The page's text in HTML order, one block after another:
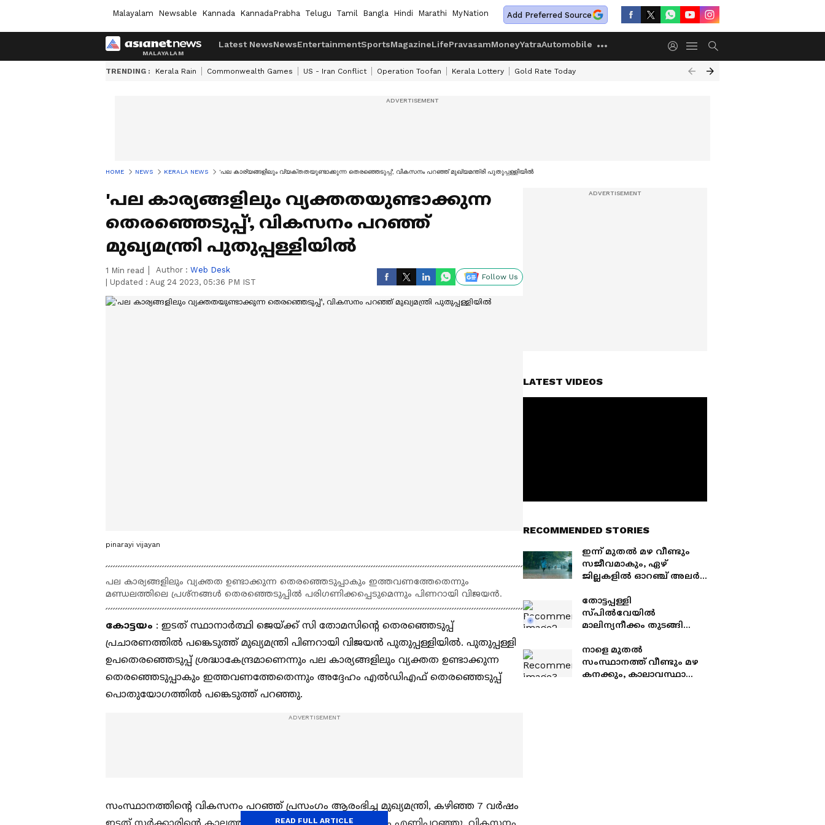
Malayalam Newsable Kannada KannadaPrabha Telugu Tamil Bangla Hindi Marathi MyNation Add Preferred Source
Latest NewsNewsEntertainmentSportsMagazineLifePravasamMoneyYatraAutomobile
TRENDING : Kerala Rain Commonwealth Games US - Iran Conflict Operation Toofan Kerala Lottery Gold Rate Today
HOME NEWS KERALA NEWS 'പല കാര്യങ്ങളിലും വ്യക്തതയുണ്ടാക്കുന്ന തെരഞ്ഞെടുപ്പ്', വികസനം പറഞ്ഞ് മുഖ്യമന്ത്രി പുതുപ്പള്ളിയിൽ
'പല കാര്യങ്ങളിലും വ്യക്തതയുണ്ടാക്കുന്ന
തെരഞ്ഞെടുപ്പ്', വികസനം പറഞ്ഞ്
മുഖ്യമന്ത്രി പുതുപ്പള്ളിയിൽ
1 Min read Author : Web Desk
Updated : Aug 24 2023, 05:36 PM IST
Follow Us
pinarayi vijayan
പല കാര്യങ്ങളിലും വ്യക്തത ഉണ്ടാക്കുന്ന തെരഞ്ഞെടുപ്പാകും ഇത്തവണത്തേതെന്നും
മണ്ഡലത്തിലെ പ്രശ്നങ്ങൾ തെരഞ്ഞെടുപ്പിൽ പരിഗണിക്കപ്പെടുമെന്നും പിണറായി വിജയൻ.
കോട്ടയം : ഇടത് സ്ഥാനാർത്ഥി ജെയ്ക്ക് സി തോമസിന്റെ തെരഞ്ഞെടുപ്പ്
പ്രചാരണത്തിൽ പങ്കെടുത്ത് മുഖ്യമന്ത്രി പിണറായി വിജയൻ പുതുപ്പള്ളിയിൽ. പുതുപ്പള്ളി
ഉപതെരഞ്ഞെടുപ്പ് ശ്രദ്ധാകേന്ദ്രമാണെന്നും പല കാര്യങ്ങളിലും വ്യക്തത ഉണ്ടാക്കുന്ന
തെരഞ്ഞെടുപ്പാകും ഇത്തവണത്തേതെന്നും അദ്ദേഹം എൽഡിഎഫ് തെരഞ്ഞെടുപ്പ്
പൊതുയോഗത്തിൽ പങ്കെടുത്ത് പറഞ്ഞു.
സംസ്ഥാനത്തിന്റെ വികസനം പറഞ്ഞ് പ്രസംഗം ആരംഭിച്ച മുഖ്യമന്ത്രി, കഴിഞ്ഞ 7 വർഷം
ഇടത് സർക്കാരിന്റെ കാലത്ത് കേരളത്തിലുണ്ടായ മാറ്റങ്ങളും എണ്ണിപ്പറഞ്ഞു. വികസനം
READ FULL ARTICLE
LATEST VIDEOS
RECOMMENDED STORIES
ഇന്ന് മുതൽ മഴ വീണ്ടും
സജീവമാകും, ഏഴ്
ജില്ലകളിൽ ഓറഞ്ച് അലർട്ട്,
അവധി
തോട്ടപ്പള്ളി
സ്പില്‍വേയിൽ
മാലിന്യനീക്കം തുടങ്ങി
ഗതാഗതക്കുരുക്ക്
നാളെ മുതൽ
സംസ്ഥാനത്ത് വീണ്ടും മഴ
കനക്കും, കാലാവസ്ഥാ